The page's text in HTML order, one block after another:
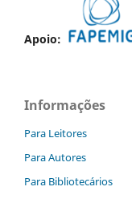
Apoio:
Informações
Para Leitores
Para Autores
Para Bibliotecários